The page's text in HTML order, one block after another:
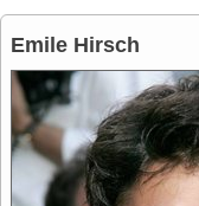
Emile Hirsch